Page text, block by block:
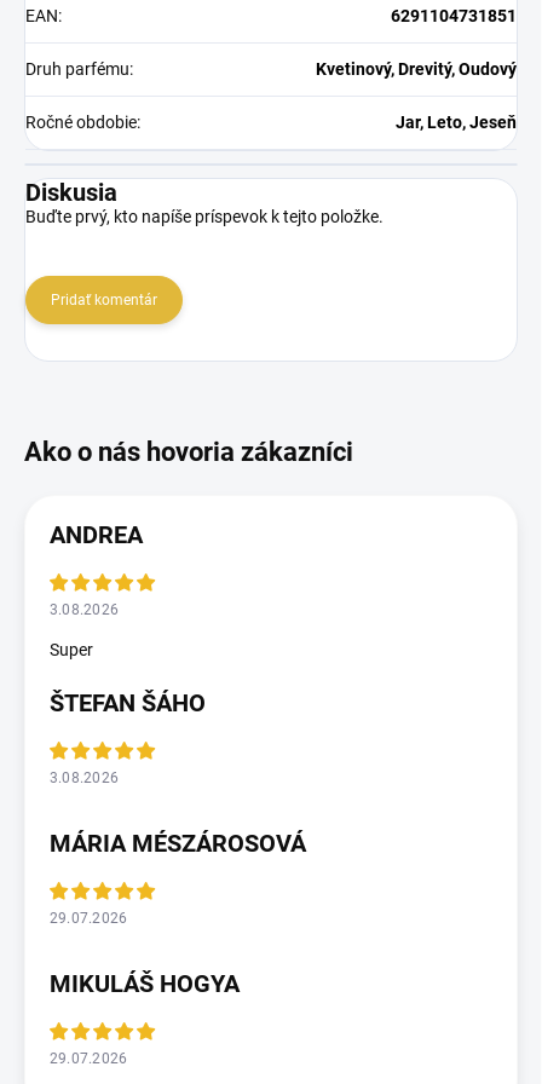
EAN: 6291104731851
Druh parfému: Kvetinový, Drevitý, Oudový
Ročné obdobie: Jar, Leto, Jeseň
Diskusia
Buďte prvý, kto napíše príspevok k tejto položke.
Pridať komentár
ANDREA
3.08.2026
Super
ŠTEFAN ŠÁHO
3.08.2026
MÁRIA MÉSZÁROSOVÁ
29.07.2026
MIKULÁŠ HOGYA
29.07.2026